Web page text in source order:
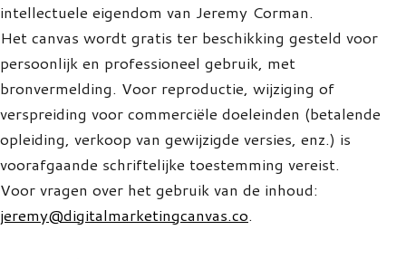
intellectuele eigendom van Jeremy Corman.
Het canvas wordt gratis ter beschikking gesteld voor
persoonlijk en professioneel gebruik, met
bronvermelding. Voor reproductie, wijziging of
verspreiding voor commerciële doeleinden (betalende
opleiding, verkoop van gewijzigde versies, enz.) is
voorafgaande schriftelijke toestemming vereist.
Voor vragen over het gebruik van de inhoud:
jeremy@digitalmarketingcanvas.co.